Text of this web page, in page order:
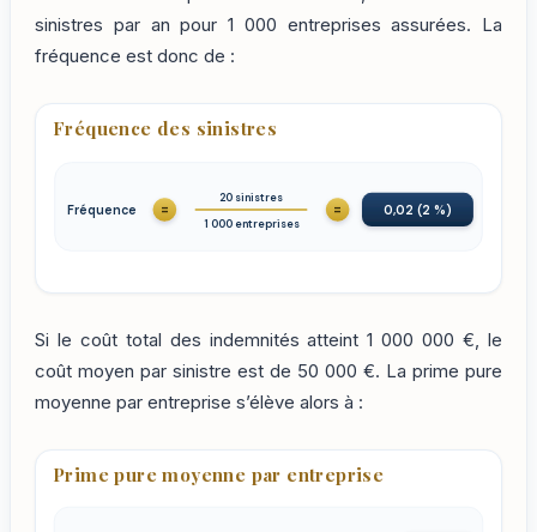
sinistres par an pour 1 000 entreprises assurées. La
fréquence est donc de :
Fréquence des sinistres
Fréquence =
20 sinistres
1 000 entreprises
= 0,02 (2 %)
Si le coût total des indemnités atteint 1 000 000 €, le
coût moyen par sinistre est de 50 000 €. La prime pure
moyenne par entreprise s’élève alors à :
Prime pure moyenne par entreprise